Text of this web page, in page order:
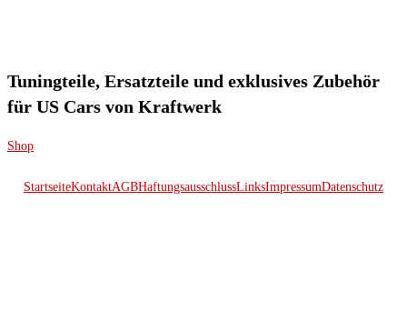
Tuningteile, Ersatzteile und exklusives Zubehör
für US Cars von Kraftwerk
Shop
StartseiteKontaktAGBHaftungsausschlussLinksImpressumDatenschutz